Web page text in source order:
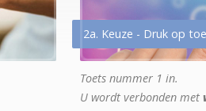
2a. Keuze - Druk op
Toets nummer 1 in.
U wordt verbonden met